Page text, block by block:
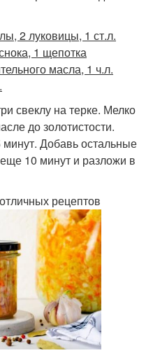
2 луковицы, 1 ст.л.
1 щепотка
масла, 1 ч.л.
свеклу на терке. Мелко
до золотистости.
Добавь остальные
10 минут и разложи в
рецептов